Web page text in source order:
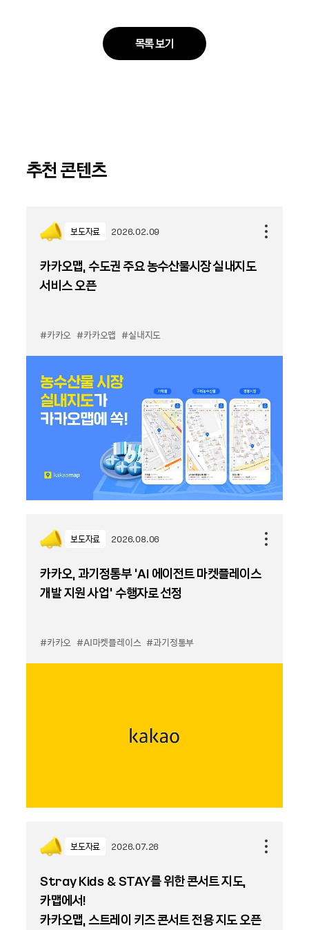
목록 보기
추천 콘텐츠
보도자료 2026.02.09
카카오맵, 수도권 주요 농수산물시장 실내지도
서비스 오픈
#카카오 #카카오맵 #실내지도
보도자료 2026.08.06
카카오, 과기정통부 ‘AI 에이전트 마켓플레이스
개발 지원 사업’ 수행자로 선정
#카카오 #AI마켓플레이스 #과기정통부
보도자료 2026.07.26
Stray Kids & STAY를 위한 콘서트 지도,
카맵에서!
카카오맵, 스트레이 키즈 콘서트 전용 지도 오픈